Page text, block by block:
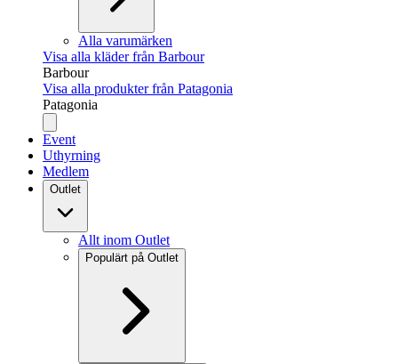
Alla varumärken
Visa alla kläder från Barbour
Barbour
Visa alla produkter från Patagonia
Patagonia
Event
Uthyrning
Medlem
Outlet
Allt inom Outlet
Populärt på Outlet